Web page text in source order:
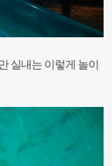
실내는 이렇게 놀이